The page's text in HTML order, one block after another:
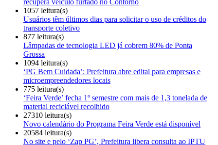
1057 leitura(s)
Usuários têm últimos dias para solicitar o uso de créditos do
transporte coletivo
877 leitura(s)
Lâmpadas de tecnologia LED já cobrem 80% de Ponta
Grossa
1094 leitura(s)
‘PG Bem Cuidada’: Prefeitura abre edital para empresas e
microempreendedores locais
775 leitura(s)
‘Feira Verde’ fecha 1º semestre com mais de 1,3 tonelada de
material reciclável recolhido
27310 leitura(s)
Novo calendário do Programa Feira Verde está disponível
20584 leitura(s)
No site e pelo ‘Zap PG’, Prefeitura libera consulta ao IPTU